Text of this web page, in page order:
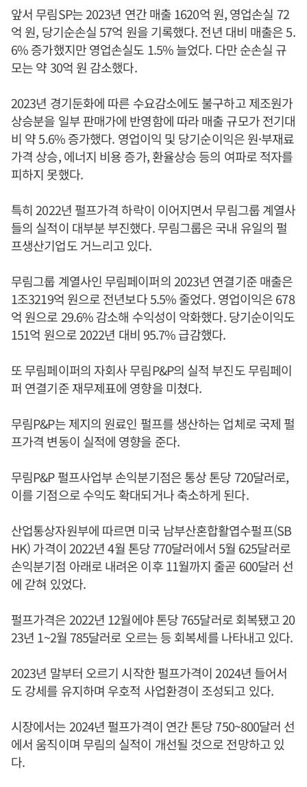
앞서 무림SP는 2023년 연간 매출 1620억 원, 영업손실 72
억 원, 당기순손실 57억 원을 기록했다. 전년 대비 매출은 5.
6% 증가했지만 영업손실도 1.5% 늘었다. 다만 순손실 규
모는 약 30억 원 감소했다.
2023년 경기둔화에 따른 수요감소에도 불구하고 제조원가
상승분을 일부 판매가에 반영함에 따라 매출 규모가 전기대
비 약 5.6% 증가했다. 영업이익 및 당기순이익은 원·부재료
가격 상승, 에너지 비용 증가, 환율상승 등의 여파로 적자를
피하지 못했다.
특히 2022년 펄프가격 하락이 이어지면서 무림그룹 계열사
들의 실적이 대부분 부진했다. 무림그룹은 국내 유일의 펄
프생산기업도 거느리고 있다.
무림그룹 계열사인 무림페이퍼의 2023년 연결기준 매출은
1조3219억 원으로 전년보다 5.5% 줄었다. 영업이익은 678
억 원으로 29.6% 감소해 수익성이 악화했다. 당기순이익도
151억 원으로 2022년 대비 95.7% 급감했다.
또 무림페이퍼의 자회사 무림P&P의 실적 부진도 무림페이
퍼 연결기준 재무제표에 영향을 미쳤다.
무림P&P는 제지의 원료인 펄프를 생산하는 업체로 국제 펄
프가격 변동이 실적에 영향을 준다.
무림P&P 펄프사업부 손익분기점은 통상 톤당 720달러로,
이를 기점으로 수익도 확대되거나 축소하게 된다.
산업통상자원부에 따르면 미국 남부산혼합활엽수펄프(SB
HK) 가격이 2022년 4월 톤당 770달러에서 5월 625달러로
손익분기점 아래로 내려온 이후 11월까지 줄곧 600달러 선
에 갇혀 있었다.
펄프가격은 2022년 12월에야 톤당 765달러로 회복됐고 20
23년 1~2월 785달러로 오르는 등 회복세를 나타내고 있다.
2023년 말부터 오르기 시작한 펄프가격이 2024년 들어서
도 강세를 유지하며 우호적 사업환경이 조성되고 있다.
시장에서는 2024년 펄프가격이 연간 톤당 750~800달러 선
에서 움직이며 무림의 실적이 개선될 것으로 전망하고 있
다.